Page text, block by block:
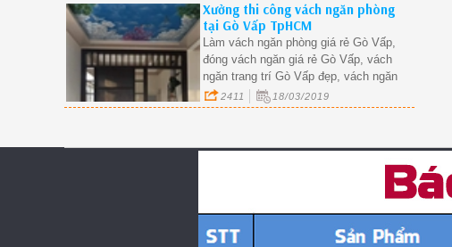
Xưởng thi công vách ngăn phòng
tại Gò Vấp TpHCM
Làm vách ngăn phòng giá rẻ Gò Vấp,
đóng vách ngăn giá rẻ Gò Vấp, vách
ngăn trang trí Gò Vấp đẹp, vách ngăn
gỗ tại Gò Vấp
2411 18/03/2019